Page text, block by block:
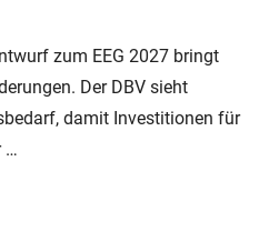
zum EEG 2027 bringt
Der DBV sieht
damit Investitionen für
…